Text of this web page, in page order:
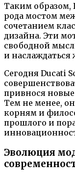
Таким образом,
рода мостом
сочетанием
дизайна. Эти
свободной
и
Сегодня Ducati
привнося
Тем не менее,
корням и
прошлого и
Эволюция